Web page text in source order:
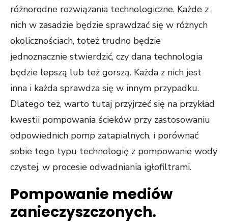
różnorodne rozwiązania technologiczne. Każde z
nich w zasadzie będzie sprawdzać się w różnych
okolicznościach, toteż trudno będzie
jednoznacznie stwierdzić, czy dana technologia
będzie lepszą lub też gorszą. Każda z nich jest
inna i każda sprawdza się w innym przypadku.
Dlatego też, warto tutaj przyjrzeć się na przykład
kwestii pompowania ścieków przy zastosowaniu
odpowiednich pomp zatapialnych, i porównać
sobie tego typu technologię z pompowanie wody
czystej, w procesie odwadniania igłofiltrami.
Pompowanie mediów
zanieczyszczonych.